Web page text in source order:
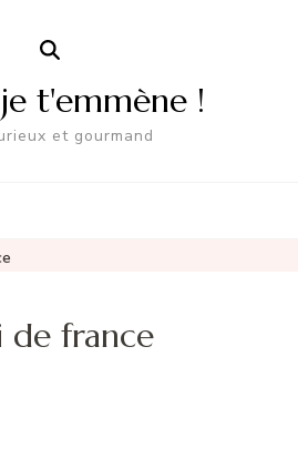
t'emmène !
et gourmand
de france